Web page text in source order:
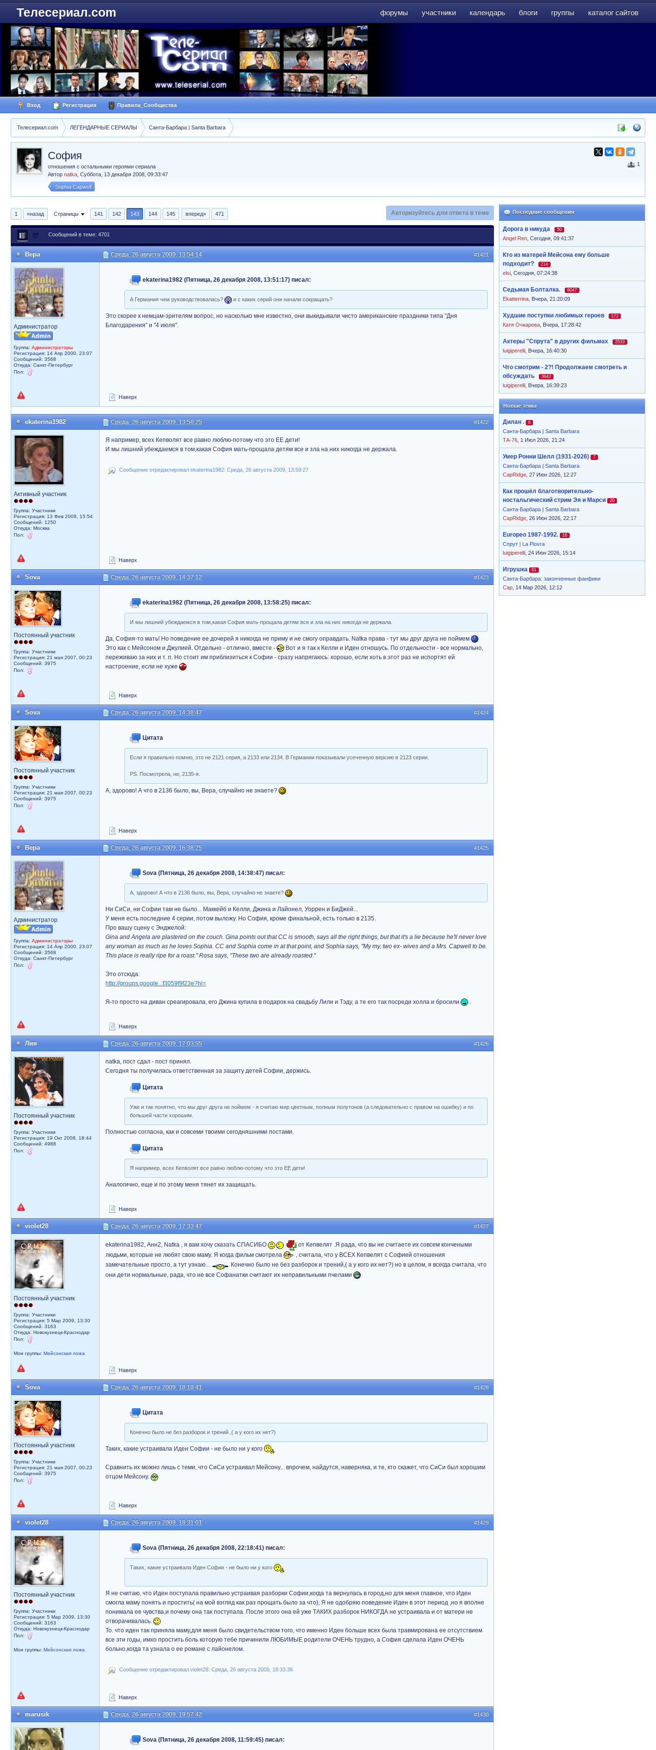
форумы участники календарь блоги группы каталог сайтов
Телесериал.com
Вход Регистрация Правила_Сообщества
Телесериал.com ЛЕГЕНДАРНЫЕ СЕРИАЛЫ Санта-Барбара | Santa Barbara
1
София
отношения с остальными героями сериала
Автор natka Суббота, 13 декабря 2008, 09:33:47
Sophia Capwell
Последние сообщения
Дорога в никуда 50
Angel Ren Сегодня, 09:41:37
Кто из матерей Мейсона ему больше
подходит?
214
elsi Сегодня, 07:24:38
Седьмая Болталка. 6047
Ekatterrina Вчера, 21:20:09
Худшие поступки любимых героев 172
Катя Очкарева Вчера, 17:28:42
Актеры "Спрута" в других фильмах 2533
luigiperelli Вчера, 16:40:30
Что смотрим - 2?! Продолжаем смотреть и
обсуждать
3642
luigiperelli Вчера, 16:39:23
Новые темы
Дилан . 6
Санта-Барбара | Santa Barbara
ТА-76 , 1 Июл 2026, 21:24
Умер Ронни Шелл (1931-2026) 7
Санта-Барбара | Santa Barbara
CapRidge , 27 Июн 2026, 12:27
Как прошёл благотворительно-
ностальгический стрим Эя и Марси
20
Санта-Барбара | Santa Barbara
CapRidge , 26 Июн 2026, 22:17
Europeo 1987-1992. 16
Спрут | La Piovra
luigiperelli , 24 Июн 2026, 15:14
Игрушка 61
Санта-Барбара: законченные фанфики
Cap , 14 Мар 2026, 12:12
1 «назад Страницы 141 142 143 144 145 вперед» 471 Авторизуйтесь для ответа в теме
Сообщений в теме: 4701
#1421
Вера Среда, 26 августа 2009, 13:54:14
Администратор
Группа: Администраторы
Регистрация: 14 Апр 2000, 23:07
Сообщений: 3568
Откуда: Санкт-Петербург
Пол:
ekaterina1982 (Пятница, 26 декабря 2008, 13:51:17) писал:
А Германия чем руководствовалась? и с каких серий они начали сокращать?
Это скорее к немцам-зрителям вопрос, но насколько мне известно, они выкидывали чисто американские праздники типа "Дня
Благодарения" и "4 июля".
Наверх
#1422
ekaterina1982 Среда, 26 августа 2009, 13:58:25
Активный участник
Группа: Участники
Регистрация: 13 Фев 2009, 15:54
Сообщений: 1250
Откуда: Москва
Пол:
Я например, всех Кепволят все равно люблю-потому что это ЕЕ дети!
И мы лишний убеждаемся в том,какая София мать-прощала детям все и зла на них никогда не держала.
Сообщение отредактировал ekaterina1982: Среда, 26 августа 2009, 13:59:27
Наверх
#1423
Sova Среда, 26 августа 2009, 14:37:12
Постоянный участник
Группа: Участники
Регистрация: 21 мая 2007, 00:23
Сообщений: 3975
Пол:
ekaterina1982 (Пятница, 26 декабря 2008, 13:58:25) писал:
И мы лишний убеждаемся в том,какая София мать-прощала детям все и зла на них никогда не держала.
Да, София-то мать! Но поведение ее дочерей я никогда не приму и не смогу оправдать. Natka права - тут мы друг друга не поймем
Это как с Мейсоном и Джулией. Отдельно - отлично, вместе -
Вот и я так к Келли и Иден отношусь. По отдельности - все нормально,
переживаю за них и т. п. Но стоит им приблизиться к Софии - сразу напрягаюсь: хорошо, если хоть в этот раз не испортят ей
настроение, если не хуже
Наверх
#1424
Sova Среда, 26 августа 2009, 14:38:47
Постоянный участник
Группа: Участники
Регистрация: 21 мая 2007, 00:23
Сообщений: 3975
Пол:
Цитата
Если я правильно помню, это не 2121 серия, а 2133 или 2134. В Германии показывали усеченную версию в 2123 серии.
PS. Посмотрела, не, 2135-я.
А, здорово! А что в 2136 было, вы, Вера, случайно не знаете?
Наверх
#1425
Вера Среда, 26 августа 2009, 16:38:25
Администратор
Группа: Администраторы
Регистрация: 14 Апр 2000, 23:07
Сообщений: 3568
Откуда: Санкт-Петербург
Пол:
Sova (Пятница, 26 декабря 2008, 14:38:47) писал:
А, здорово! А что в 2136 было, вы, Вера, случайно не знаете?
Ни СиСи, ни Софии там не было... Маккейб и Келли, Джина и Лайонел, Уоррен и БиДжей...
У меня есть последние 4 серии, потом выложу. Но София, кроме финальной, есть только в 2135.
Про вашу сцену с Энджелой:
Gina and Angela are plastered on the couch. Gina points out that CC is smooth, says all the right things, but that it's a lie because he'll never love
any woman as much as he loves Sophia. CC and Sophia come in at that point, and Sophia says, "My my, two ex- wives and a Mrs. Capwell to be.
This place is really ripe for a roast." Rosa says, "These two are already roasted."
Это отсюда:
http://groups.google...f3059f9f23e?hl=
Я-то просто на диван среагировала, его Джина купила в подарок на свадьбу Лили и Тэду, а те его так посреди холла и бросили .
Наверх
#1426
Лия Среда, 26 августа 2009, 17:03:55
Постоянный участник
Группа: Участники
Регистрация: 19 Окт 2008, 18:44
Сообщений: 4988
Пол:
natka, пост сдал - пост принял.
Сегодня ты получилась ответственная за защиту детей Софии, держись.
Цитата
Уже и так понятно, что мы друг друга не поймем - я считаю мир цветным, полным полутонов (а следовательно с правом на ошибку) и по
большей части хорошим.
Полностью согласна, как и совсеми твоими сегодняшними постами.
Цитата
Я например, всех Кепволят все равно люблю-потому что это ЕЕ дети!
Аналогично, еще и по этому меня тянет их защищать.
Наверх
#1427
violet28 Среда, 26 августа 2009, 17:33:47
Постоянный участник
Группа: Участники
Регистрация: 5 Мар 2009, 13:30
Сообщений: 3163
Откуда: Новокузнецк-Краснодар
Пол:
Мои группы: Мейсонская ложа
ekaterina1982, Анн2, Natka , я вам хочу сказать СПАСИБО
от Кепвелят .Я рада, что вы не считаете их совсем кончеными
людьми, которые не любят свою маму. Я когда фильм смотрела
, считала, что у ВСЕХ Кепвелят с Софией отношения
замечательные просто, а тут узнаю...
Конечно было не без разборок и трений,( а у кого их нет?) но в целом, я всегда считала, что
они дети нормальные, рада, что не все Софанатки считают их неправильными пчелами
Наверх
#1428
Sova Среда, 26 августа 2009, 18:18:41
Постоянный участник
Группа: Участники
Регистрация: 21 мая 2007, 00:23
Сообщений: 3975
Пол:
Цитата
Конечно было не без разборок и трений ,( а у кого их нет?)
Таких, какие устраивала Иден Софии - не было ни у кого
Сравнить их можно лишь с теми, что СиСи устраивал Мейсону... впрочем, найдутся, наверняка, и те, кто скажет, что СиСи был хорошим
отцом Мейсону.
Наверх
#1429
violet28 Среда, 26 августа 2009, 18:31:01
Постоянный участник
Группа: Участники
Регистрация: 5 Мар 2009, 13:30
Сообщений: 3163
Откуда: Новокузнецк-Краснодар
Пол:
Мои группы: Мейсонская ложа
Sova (Пятница, 26 декабря 2008, 22:18:41) писал:
Таких, какие устраивала Иден Софии - не было ни у кого
Я не считаю, что Иден поступала правильно устраивая разборки Софии,когда та вернулась в город,но для меня главное, что Иден
смогла маму понять и простить( на мой взгляд как раз прощать было за что), Я не одобряю поведение Иден в этот период ,но я вполне
понимала ее чувства,и почему она так поступала. После этого она ей уже ТАКИХ разборок НИКОГДА не устраивала и от матери не
отворачивалась.
То. что иден так приняла маму,для меня было свидетельством того, что именно Иден больше всех была травмирована ее отсутствием
все эти годы, имхо простить боль которую тебе причинили ЛЮБИМЫЕ родители ОЧЕНЬ трудно, а София сделала Иден ОЧЕНЬ
больно,когда та узнала о ее романе с лайонелом.
Сообщение отредактировал violet28: Среда, 26 августа 2009, 18:33:36
Наверх
#1430
marusik Среда, 26 августа 2009, 19:57:42
Sova (Пятница, 26 декабря 2008, 11:59:45) писал: